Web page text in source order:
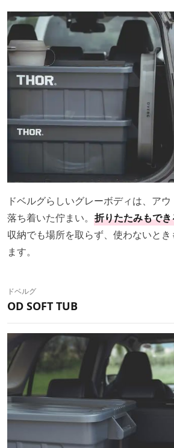
ドベルグらしいグレーボディは、ア
落ち着いた佇まい。 折りたたみもでき
収納でも場所を取らず、使わないとき
ます。
ドベルグ
OD SOFT TUB